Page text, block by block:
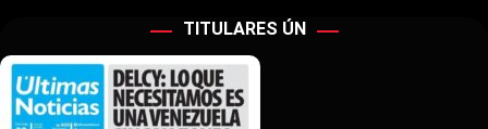
TITULARES ÚN